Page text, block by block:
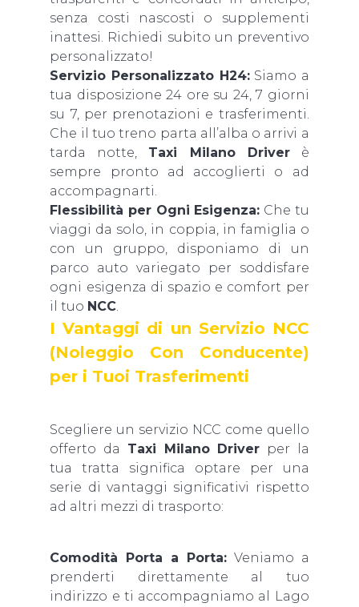
senza costi nascosti o supplementi
inattesi. Richiedi subito un preventivo
personalizzato!
Servizio Personalizzato H24:Siamo a
tua disposizione 24 ore su 24, 7 giorni
su 7, per prenotazioni e trasferimenti.
Che il tuo treno parta all’alba o arrivi a
tarda notte, Taxi Milano Driverè
sempre pronto ad accoglierti o ad
accompagnarti.
Flessibilità per Ogni Esigenza: Che tu
viaggi da solo, in coppia, in famiglia o
con un gruppo, disponiamo di un
parco auto variegato per soddisfare
ogni esigenza di spazio e comfort per
il tuo NCC.
I Vantaggi di un Servizio NCC
(Noleggio Con Conducente)
per i Tuoi Trasferimenti
Scegliere un servizio NCC come quello
offerto da Taxi Milano Driver per la
tua tratta significa optare per una
serie di vantaggi significativi rispetto
ad altri mezzi di trasporto:
Comodità Porta a Porta:Veniamo a
prenderti direttamente al tuo
indirizzo e ti accompagniamo al Lago